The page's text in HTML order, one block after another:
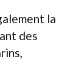
la
des